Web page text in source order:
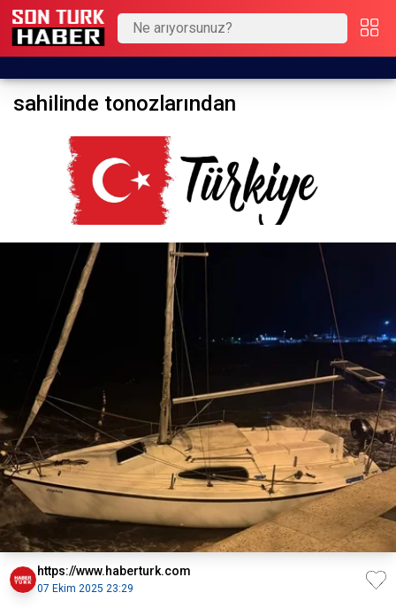
sahilinde tonozlarından
https://www.haberturk.com
07 Ekim 2025 23:29